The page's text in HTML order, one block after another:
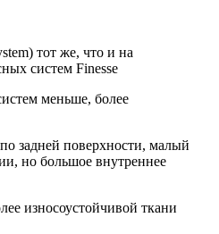
тот же, что и на
систем Finesse
меньше, более
задней поверхности, малый
но большое внутреннее
износоустойчивой ткани